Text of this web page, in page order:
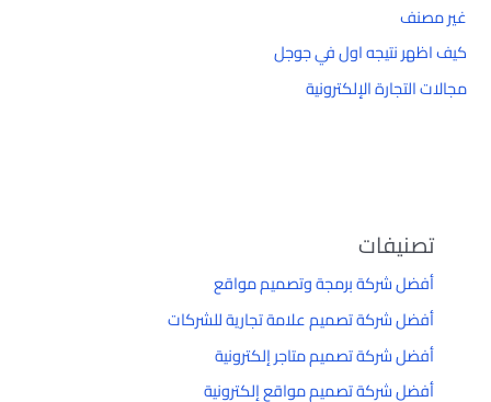
غير مصنف
كيف اظهر نتيجه اول في جوجل
مجالات التجارة الإلكترونية
تصنيفات
أفضل شركة برمجة وتصميم مواقع
أفضل شركة تصميم علامة تجارية للشركات
أفضل شركة تصميم متاجر إلكترونية
أفضل شركة تصميم مواقع إلكترونية